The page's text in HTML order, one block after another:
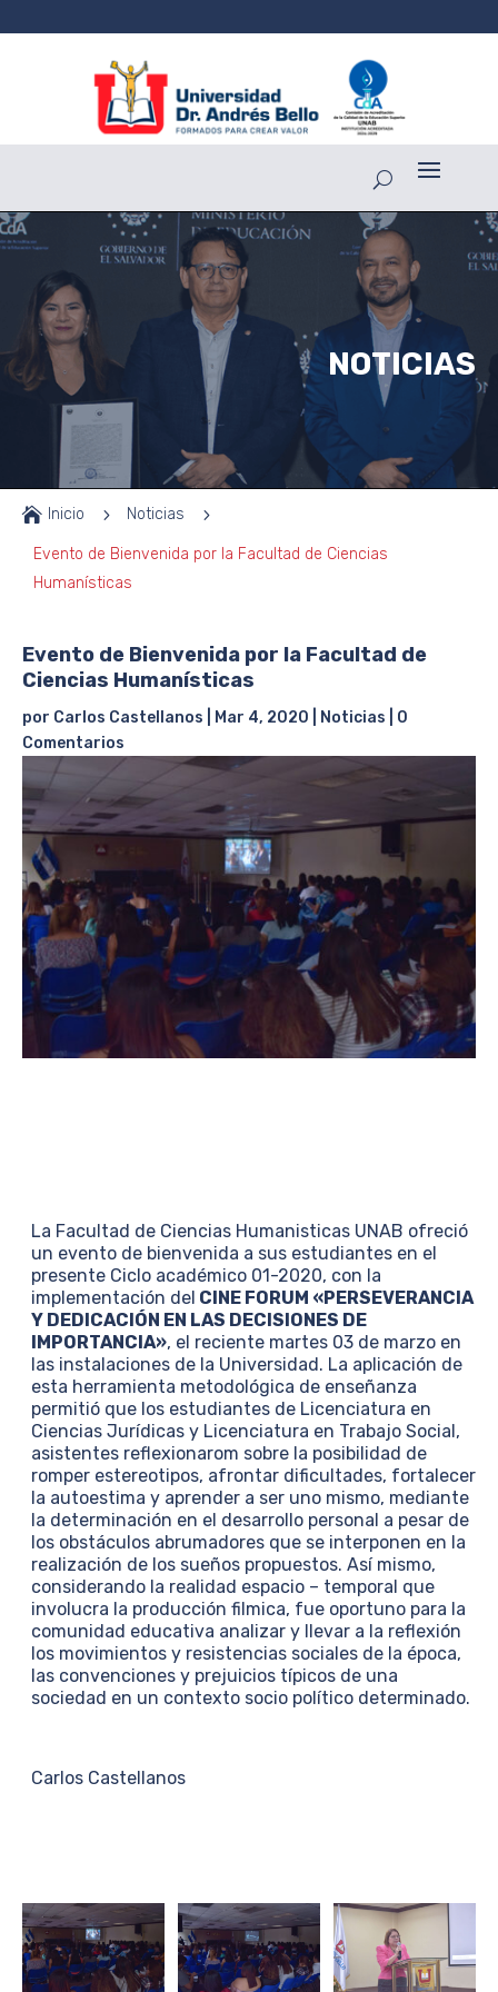
NOTICIAS
 Inicio 5 Noticias 5
Evento de Bienvenida por la Facultad de Ciencias
Humanísticas
Evento de Bienvenida por la Facultad de
Ciencias Humanísticas
por Carlos Castellanos Mar 4, 2020 Noticias
0
Comentarios
La Facultad de Ciencias Humanisticas UNAB ofreció
un evento de bienvenida a sus estudiantes en el
presente Ciclo académico 01-2020, con la
implementación del CINE FORUM «PERSEVERANCIA
Y DEDICACIÓN EN LAS DECISIONES DE
IMPORTANCIA», el reciente martes 03 de marzo en
las instalaciones de la Universidad. La aplicación de
esta herramienta metodológica de enseñanza
permitió que los estudiantes de Licenciatura en
Ciencias Jurídicas y Licenciatura en Trabajo Social,
asistentes reflexionarom sobre la posibilidad de
romper estereotipos, afrontar dificultades, fortalecer
la autoestima y aprender a ser uno mismo, mediante
la determinación en el desarrollo personal a pesar de
los obstáculos abrumadores que se interponen en la
realización de los sueños propuestos. Así mismo,
considerando la realidad espacio – temporal que
involucra la producción filmica, fue oportuno para la
comunidad educativa analizar y llevar a la reflexión
los movimientos y resistencias sociales de la época,
las convenciones y prejuicios típicos de una
sociedad en un contexto socio político determinado.
Carlos Castellanos